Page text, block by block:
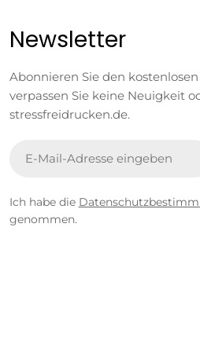
Newsletter
Abonnieren Sie den
verpassen Sie keine Neuigkeit
stressfreidrucken.de.
Mail
Ich habe die
genommen.